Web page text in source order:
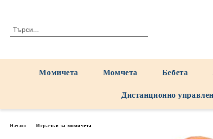
Момичета Момчета Бебета
Дистанционно
Начало Играчки за момичета